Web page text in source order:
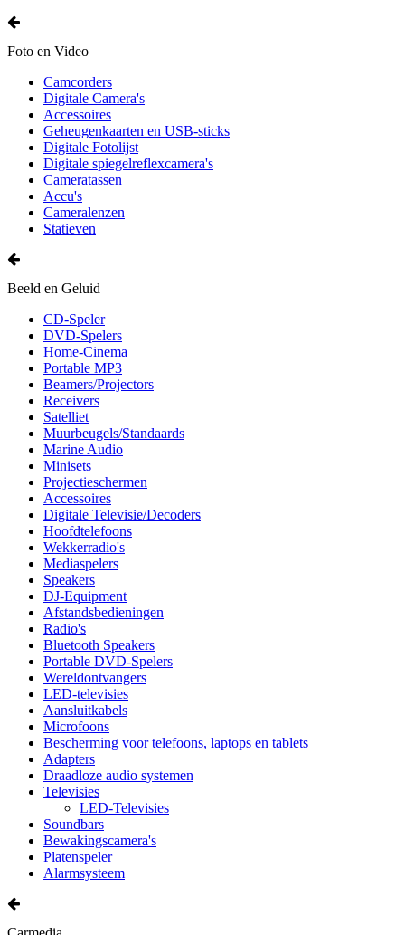
Foto en Video
Camcorders
Digitale Camera's
Accessoires
Geheugenkaarten en USB-sticks
Digitale Fotolijst
Digitale spiegelreflexcamera's
Cameratassen
Accu's
Cameralenzen
Statieven
Beeld en Geluid
CD-Speler
DVD-Spelers
Home-Cinema
Portable MP3
Beamers/Projectors
Receivers
Satelliet
Muurbeugels/Standaards
Marine Audio
Minisets
Projectieschermen
Accessoires
Digitale Televisie/Decoders
Hoofdtelefoons
Wekkerradio's
Mediaspelers
Speakers
DJ-Equipment
Afstandsbedieningen
Radio's
Bluetooth Speakers
Portable DVD-Spelers
Wereldontvangers
LED-televisies
Aansluitkabels
Microfoons
Bescherming voor telefoons, laptops en tablets
Adapters
Draadloze audio systemen
Televisies
LED-Televisies
Soundbars
Bewakingscamera's
Platenspeler
Alarmsysteem